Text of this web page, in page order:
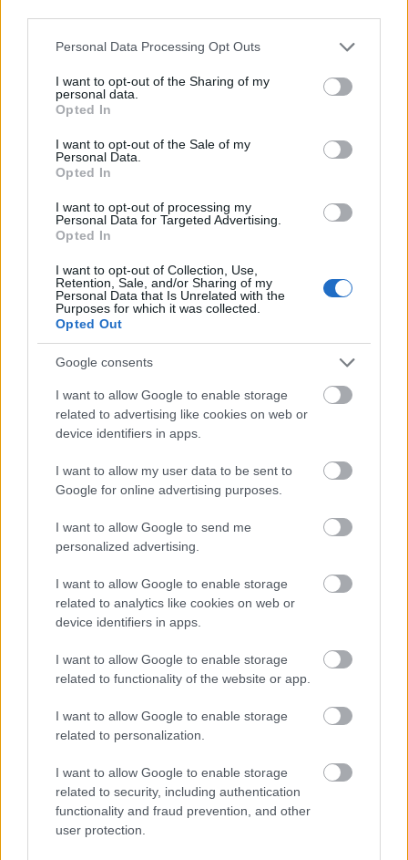
Please note that this website/app uses one or more Google
not limited to your visit or usage behaviour. You may click to
grant or deny consent to Google and its third-party tags to
use your data for below specified purposes in below Google
consent section.
Personal Data Processing Opt Outs
I want to opt-out of the Sharing of my
personal data.
Opted In
I want to opt-out of the Sale of my
Personal Data.
Opted In
I want to opt-out of processing my
Personal Data for Targeted Advertising.
Opted In
I want to opt-out of Collection, Use,
Retention, Sale, and/or Sharing of my
Personal Data that Is Unrelated with the
Purposes for which it was collected.
Opted Out
Google consents
I want to allow Google to enable storage
related to advertising like cookies on web or
device identifiers in apps.
I want to allow my user data to be sent to
Google for online advertising purposes.
I want to allow Google to send me
personalized advertising.
I want to allow Google to enable storage
related to analytics like cookies on web or
device identifiers in apps.
I want to allow Google to enable storage
related to functionality of the website or app.
I want to allow Google to enable storage
related to personalization.
I want to allow Google to enable storage
related to security, including authentication
functionality and fraud prevention, and other
user protection.
csapat szerepléséről tudni kell
világevő•2019. január 23.
Természetesen idén is közvetítek élőben is a Bocuse
d'Orról, a helyszínről, Lyonból. Itt a blogon is, de a
Facebook-oldalon lesznek majd a legizgalmasabb,
sorban a nem magyarcsapat-specifikus anyagok.
Ezek meg itt a korábbi instás Bocuse…
Itt vannak a legfrissebb infók a
torinói Bocuse d'Or Europe-ról!
világevő•2018. március 13.
A júniusi európai döntőn a Kistücsök sous-chefje,
Pohner Ádám és csapata képviseli hazánkat. Itt
vannak a legfrissebb tudnivalók. Új logója van a
Bocuse d'Ornak!